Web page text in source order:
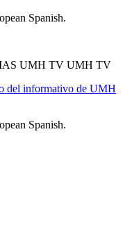
Spanish.
UMH TV UMH TV
del informativo de UMH
Spanish.